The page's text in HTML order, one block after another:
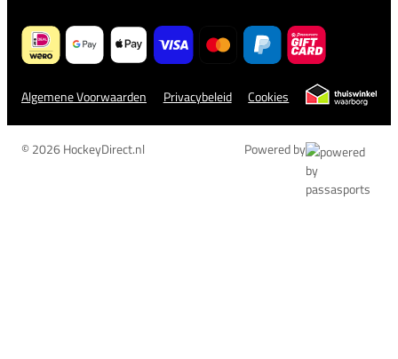
Algemene Voorwaarden Privacybeleid Cookies
© 2026 HockeyDirect.nl Powered by